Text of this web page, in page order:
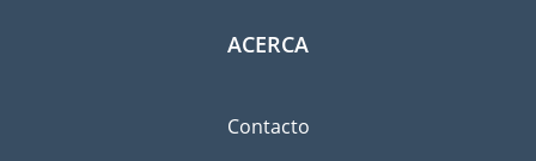
ACERCA
Contacto